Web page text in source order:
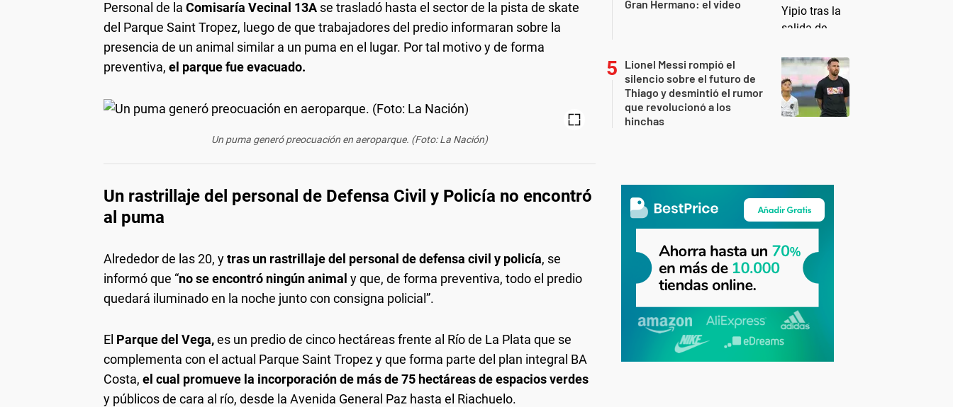
Personal de la Comisaría Vecinal 13A se trasladó hasta el sector de la pista de skate
del Parque Saint Tropez, luego de que trabajadores del predio informaran sobre la
presencia de un animal similar a un puma en el lugar. Por tal motivo y de forma
preventiva, el parque fue evacuado.
Un puma generó preocuación en aeroparque. (Foto: La Nación)
Un rastrillaje del personal de Defensa Civil y Policía no encontró
al puma
Alrededor de las 20, ytras un rastrillaje del personal de defensa civil y policía, se
informó que “no se encontró ningún animal y que, de forma preventiva, todo el predio
quedará iluminado en la noche junto con consigna policial”.
El Parque del Vega,es un predio de cinco hectáreas frente al Río de La Plata que se
complementa con el actual Parque Saint Tropez y que forma parte del plan integral BA
Costa, el cual promueve la incorporación de más de 75 hectáreas de espacios verdes
y públicos de cara al río, desde la Avenida General Paz hasta el Riachuelo.
Gran Hermano: el video
Lionel Messi rompió el
silencio sobre el futuro de
Thiago y desmintió el rumor
que revolucionó a los
hinchas